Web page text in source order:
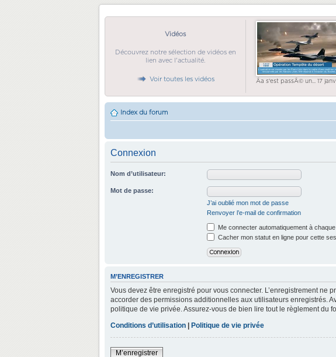
Vidéos
Découvrez notre sélection de vidéos en
lien avec l'actualité.
Voir toutes les vidéos Ãa s'est passÃ© un... 17
Index du forum
Connexion
Nom d’utilisateur:
Mot de passe:
J’ai oublié mon mot de passe
Renvoyer l’e-mail de confirmation
Me connecter automatiquement à
Cacher mon statut en ligne pour cette
M’ENREGISTRER
Vous devez être enregistré pour vous connecter. L’enregistrement
accorder des permissions additionnelles aux utilisateurs enregistrés.
politique de vie privée. Assurez-vous de bien lire tout le règlement du
Conditions d’utilisation | Politique de vie privée
M’enregistrer